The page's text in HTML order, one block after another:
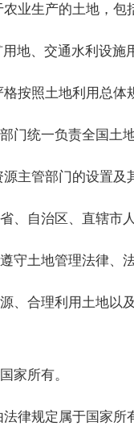
业生产的土地，
地、交通水利设
按照土地利用总体
门统一负责全国土
主管部门的设置
、自治区、直辖市
守土地管理法律、
、合理利用土地以
家所有。
律规定属于国家